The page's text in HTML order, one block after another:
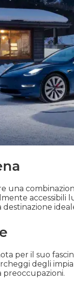
una
accessibili
destinazione
per il suo
degli
preoccupazioni.